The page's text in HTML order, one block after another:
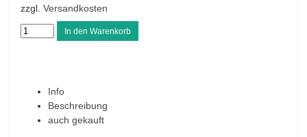
zzgl. Versandkosten
Info
Beschreibung
auch gekauft